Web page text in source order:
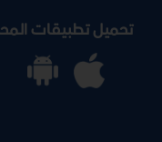
تحميل تطبيقات